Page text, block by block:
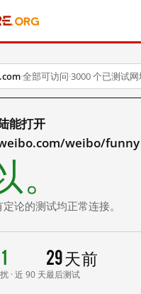
·全部可访问·3000 个已测试网
能打开
weibo/funny
论的测试均正常连接。
· 近 90 天
29 天前
最后测试